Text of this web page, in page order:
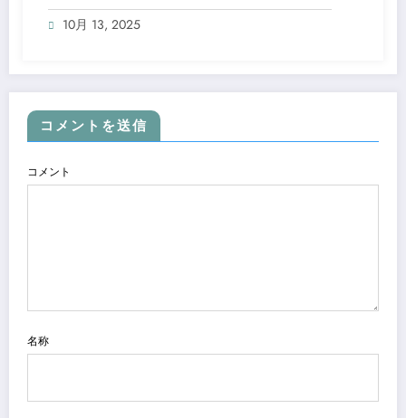
10月 13, 2025
コメントを送信
コメント
名称